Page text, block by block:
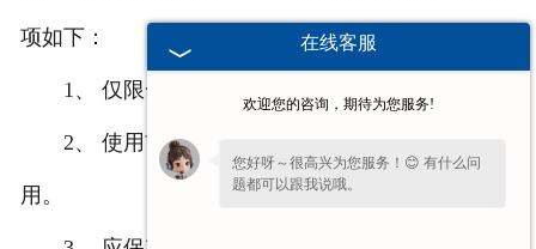
项如下：
1、 仅限一次性使用，不可回收利用。
2、 使用前检查包装，如出现破损情况禁止使
用。
在线客服
欢迎您的咨询，期待为您服务!
您好呀～很高兴为您服务！😊 有什么问
题都可以跟我说哦。